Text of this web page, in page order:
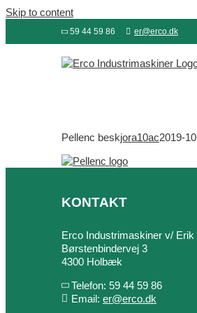
Skip to content
59 44 59 86 er@erco.dk
Pellenc beskjora10ac2019-
KONTAKT
Erco Industrimaskiner v/
Børstenbindervej 3
4300 Holbæk
Telefon: 59 44 59 86
Email: er@erco.dk